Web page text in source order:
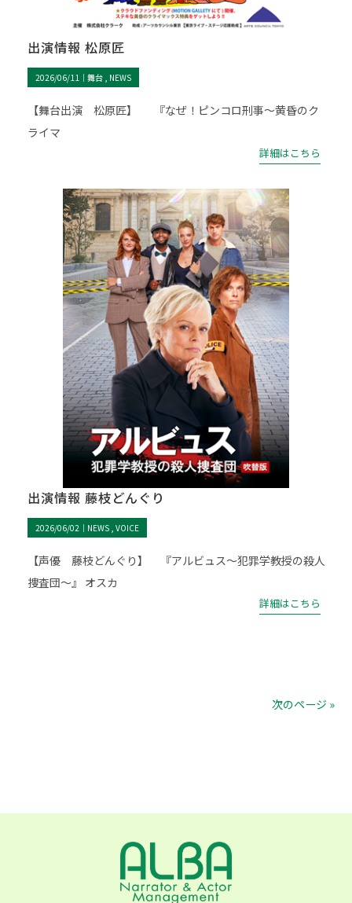
出演情報 松原匠
2026/06/11｜ 舞台 NEWS
【舞台出演 松原匠】 『なぜ！ピンコロ刑事～黄昏のク
ライマ
詳細はこちら
出演情報 藤枝どんぐり
2026/06/02｜ NEWS VOICE
【声優 藤枝どんぐり】 『アルビュス〜犯罪学教授の殺人
捜査団〜』 オスカ
詳細はこちら
次のページ »